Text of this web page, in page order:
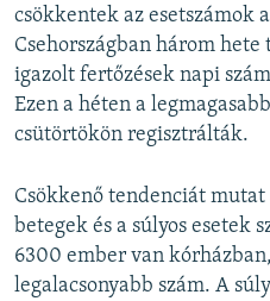
csökkentek az esetszámok
Csehországban három
igazolt fertőzések napi
Ezen a héten a
csütörtökön regisztrálták.
Csökkenő tendenciát
betegek és a súlyos esetek
6300 ember van
legalacsonyabb szám. A